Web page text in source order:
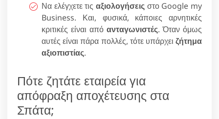
Να ελέγχετε τις αξιολογήσεις στο Google my
Business. Και, φυσικά, κάποιες αρνητικές
κριτικές είναι από ανταγωνιστές. Όταν όμως
αυτές είναι πάρα πολλές, τότε υπάρχει ζήτημα
αξιοπιστίας.
Πότε ζητάτε εταιρεία για
απόφραξη αποχέτευσης στα
Σπάτα;